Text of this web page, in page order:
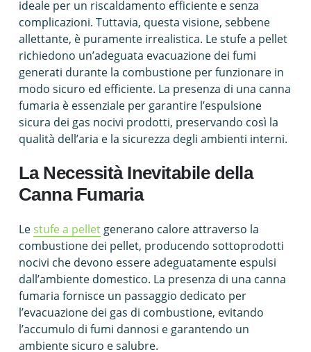
ideale per un riscaldamento efficiente e senza
complicazioni. Tuttavia, questa visione, sebbene
allettante, è puramente irrealistica. Le stufe a pellet
richiedono un’adeguata evacuazione dei fumi
generati durante la combustione per funzionare in
modo sicuro ed efficiente. La presenza di una canna
fumaria è essenziale per garantire l’espulsione
sicura dei gas nocivi prodotti, preservando così la
qualità dell’aria e la sicurezza degli ambienti interni.
La Necessità Inevitabile della
Canna Fumaria
Lestufe a pelletgenerano calore attraverso la
combustione dei pellet, producendo sottoprodotti
nocivi che devono essere adeguatamente espulsi
dall’ambiente domestico. La presenza di una canna
fumaria fornisce un passaggio dedicato per
l’evacuazione dei gas di combustione, evitando
l’accumulo di fumi dannosi e garantendo un
ambiente sicuro e salubre.